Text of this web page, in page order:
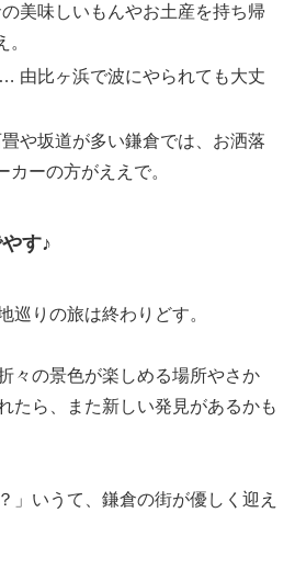
美味しいもんやお土産を持ち帰
… 由比ヶ浜で波にやられても大丈
や坂道が多い鎌倉では、お洒落
カーの方がええで。
す♪
巡りの旅は終わりどす。
々の景色が楽しめる場所やさか
たら、また新しい発見があるかも
」いうて、鎌倉の街が優しく迎え